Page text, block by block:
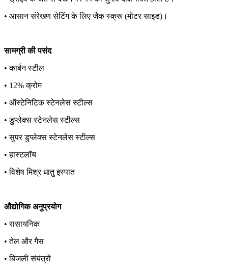
• आसान संरेखण सेटिंग के लिए जैक स्क्रू (मोटर साइड)।
सामग्री की पसंद
• कार्बन स्टील
• 12% क्रोम
• ऑस्टेनिटिक स्टेनलेस स्टील्स
• डुप्लेक्स स्टेनलेस स्टील्स
• सुपर डुप्लेक्स स्टेनलेस स्टील्स
• हास्टलॉय
• विशेष मिश्र धातु इस्पात
औद्योगिक अनुप्रयोग
• रासायनिक
• तेल और गैस
• बिजली संयंत्रों